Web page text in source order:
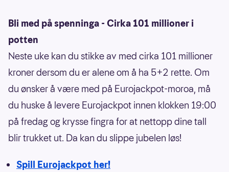
Bli med på spenninga - Cirka 101 millioner i
potten
Neste uke kan du stikke av med cirka 101 millioner
kroner dersom du er alene om å ha 5+2 rette. Om
du ønsker å være med på Eurojackpot-moroa, må
du huske å levere Eurojackpot innen klokken 19:00
på fredag og krysse fingra for at nettopp dine tall
blir trukket ut. Da kan du slippe jubelen løs!
Spill Eurojackpot her!